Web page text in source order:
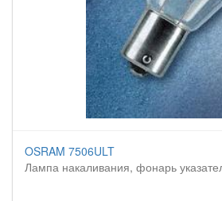
OSRAM 7506ULT
Лампа накаливания, фонарь